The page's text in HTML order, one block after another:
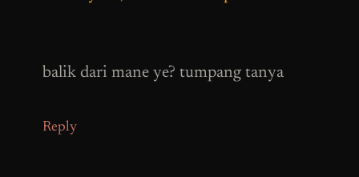
balik dari mane ye? tumpang tanya
Reply